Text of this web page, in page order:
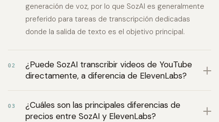
generación de voz, por lo que SozAI es generalmente
preferido para tareas de transcripción dedicadas
donde la salida de texto es el objetivo principal.
02
¿Puede SozAI transcribir videos de YouTube
directamente, a diferencia de ElevenLabs?
03
¿Cuáles son las principales diferencias de
precios entre SozAI y ElevenLabs?